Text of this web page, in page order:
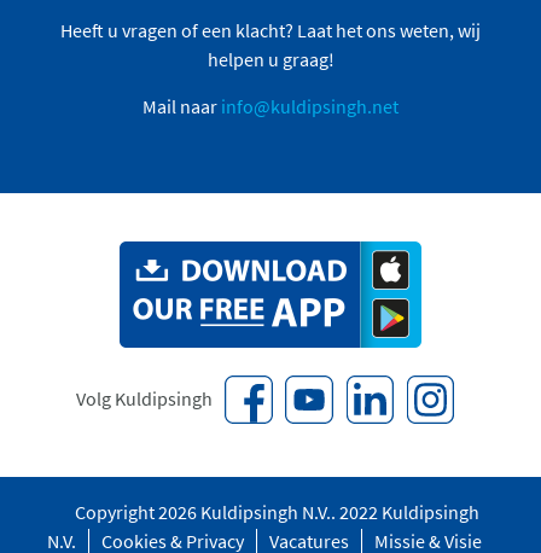
Heeft u vragen of een klacht? Laat het ons weten, wij
helpen u graag!
Mail naar info@kuldipsingh.net
Volg Kuldipsingh
Copyright 2026 Kuldipsingh N.V.. 2022 Kuldipsingh
N.V.
Cookies & Privacy Vacatures Missie & Visie